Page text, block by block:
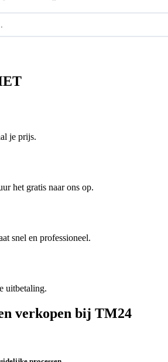
je prijs.
het gratis naar ons op.
snel en professioneel.
uitbetaling.
verkopen bij TM24